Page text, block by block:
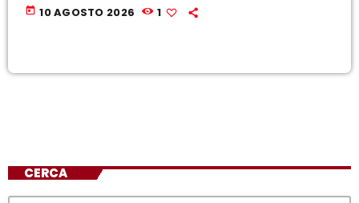
today 10 AGOSTO 2026 1
CERCA